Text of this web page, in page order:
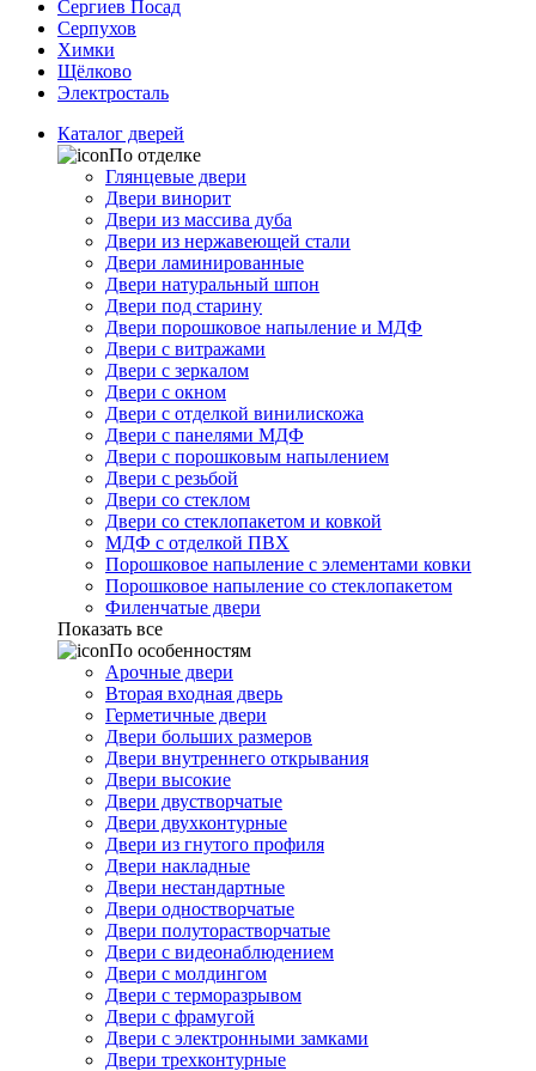
Сергиев Посад
Серпухов
Химки
Щёлково
Электросталь
Каталог дверей
По отделке
Глянцевые двери
Двери винорит
Двери из массива дуба
Двери из нержавеющей стали
Двери ламинированные
Двери натуральный шпон
Двери под старину
Двери порошковое напыление и МДФ
Двери с витражами
Двери с зеркалом
Двери с окном
Двери с отделкой винилискожа
Двери с панелями МДФ
Двери с порошковым напылением
Двери с резьбой
Двери со стеклом
Двери со стеклопакетом и ковкой
МДФ с отделкой ПВХ
Порошковое напыление с элементами ковки
Порошковое напыление со стеклопакетом
Филенчатые двери
Показать все
По особенностям
Арочные двери
Вторая входная дверь
Герметичные двери
Двери больших размеров
Двери внутреннего открывания
Двери высокие
Двери двустворчатые
Двери двухконтурные
Двери из гнутого профиля
Двери накладные
Двери нестандартные
Двери одностворчатые
Двери полуторастворчатые
Двери с видеонаблюдением
Двери с молдингом
Двери с терморазрывом
Двери с фрамугой
Двери с электронными замками
Двери трехконтурные